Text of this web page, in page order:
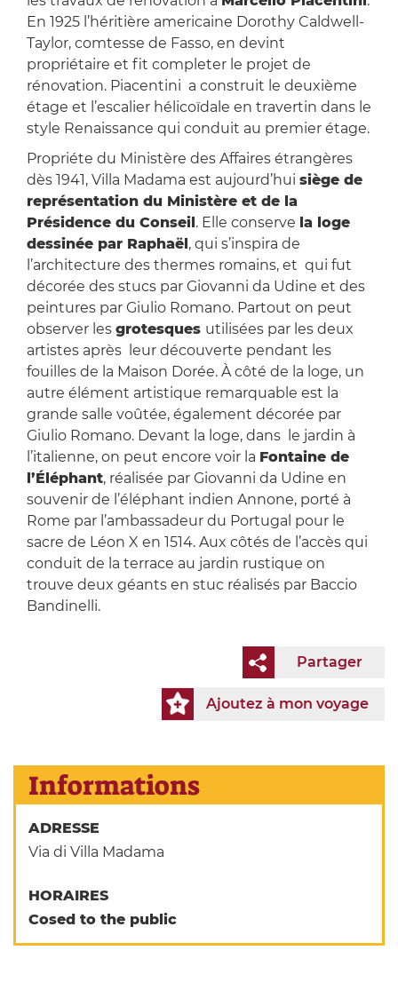
En 1925 l’héritière americaine Dorothy Caldwell-
Taylor, comtesse de Fasso, en devint
propriétaire et fit completer le projet de
rénovation. Piacentini a construit le deuxième
étage et l’escalier hélicoïdale en travertin dans le
style Renaissance qui conduit au premier étage.
Propriéte du Ministère des Affaires étrangères
dès 1941, Villa Madama est aujourd’hui siège de
représentation du Ministère et de la
Présidence du Conseil . Elle conserve la loge
dessinée par Raphaël , qui s’inspira de
l’architecture des thermes romains, et qui fut
décorée des stucs par Giovanni da Udine et des
peintures par Giulio Romano. Partout on peut
observer les grotesques utilisées par les deux
artistes après leur découverte pendant les
fouilles de la Maison Dorée. À côté de la loge, un
autre élément artistique remarquable est la
grande salle voûtée, également décorée par
Giulio Romano. Devant la loge, dans le jardin à
l’italienne, on peut encore voir la Fontaine de
l’Éléphant, réalisée par Giovanni da Udine en
souvenir de l’éléphant indien Annone, porté à
Rome par l’ambassadeur du Portugal pour le
sacre de Léon X en 1514. Aux côtés de l’accès qui
conduit de la terrace au jardin rustique on
trouve deux géants en stuc réalisés par Baccio
Bandinelli.
Partager
Ajoutez à mon voyage
Informations
ADRESSE
Via di Villa Madama
HORAIRES
Cosed to the public